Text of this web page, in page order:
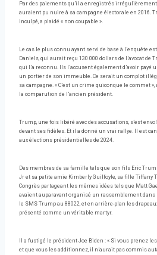
Par des paiements qu’il a enregistrés
auraient pu nuire à sa campagne électorale en 2016.
inculpé, a plaidé « non coupable ».
Le cas le plus connu ayant servi de base à l’enquête
Daniels, qui aurait reçu 130 000 dollars de l’avocat de
qui l’a reconnu. Ils l’accusent également d’avoir
un portier de son immeuble. Ce serait un complot
sa campagne. « C’est un crime quiconque le commet
la comparution de l’ancien président.
Trump, une fois libéré avec des accusations, s’est
devant ses fidèles. Et il a donné un vrai rallye. Il est
aux élections présidentielles de 2024.
Des membres de sa famille tels que son fils Eric
Jr et sa petite amie Kimberly Guilfoyle, sa fille Tiffany
Congrès partageant les mêmes idées tels que Matt
avaient auparavant organisé un rassemblement dans
le SMS Trump au 88022, et en arrière-plan les
présenté comme un véritable martyr.
Il a fustigé le président Joe Biden : « Si vous prenez
et que vous les additionnez, il n’aurait pas commis